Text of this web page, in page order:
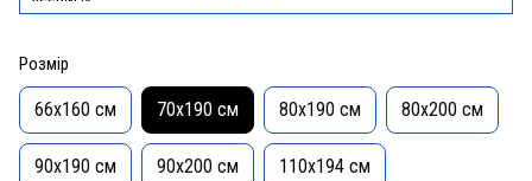
Розмір
66x160 см 70x190 см 80x190 см 80x200 см
90x190 см 90x200 см 110х194 см